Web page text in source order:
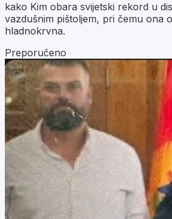
kako Kim obara svijetski rekord u
vazdušnim pištoljem, pri čemu ona
hladnokrvna.
Preporučeno